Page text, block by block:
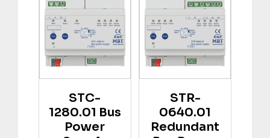
STC-
1280.01 Bus
Power
STR-
0640.01
Redundant